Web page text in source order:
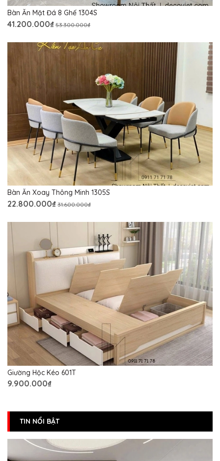
Bàn Ăn Mặt Đá 8 Ghế 1304S
41.200.000₫ 53.300.000₫
Bàn Ăn Xoay Thông Minh 1305S
22.800.000₫ 31.600.000₫
Giường Hộc Kéo 601T
9.900.000₫
TIN NỔI BẬT